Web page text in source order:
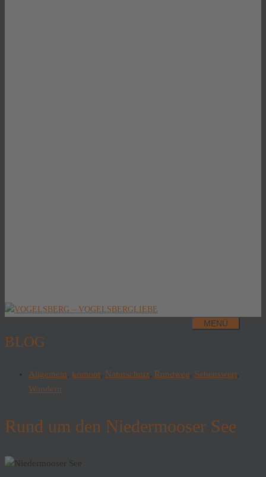
MENÜ
BLOG
Allgemein komoot Naturschutz Rundweg Sehenswert
Wandern
Rund um den Niedermooser See